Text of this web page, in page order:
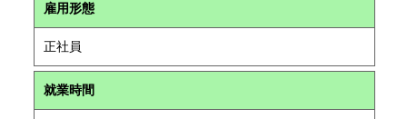
雇用形態
正社員
就業時間